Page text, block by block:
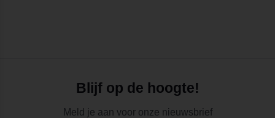
Blijf op de hoogte!
Meld je aan voor onze nieuwsbrief